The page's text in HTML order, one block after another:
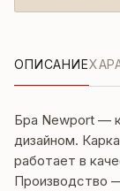
ОПИСАНИЕ
Бра Newport —
дизайном.
работает в
Производство